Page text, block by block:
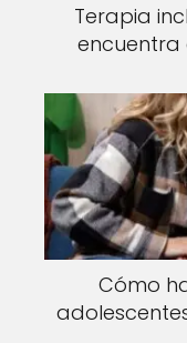
Terapia
encuentra
Cómo